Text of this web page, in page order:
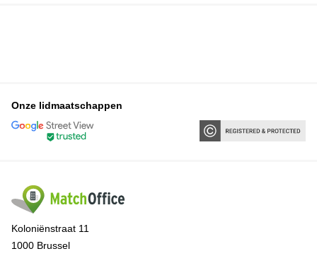
Onze lidmaatschappen
Koloniënstraat 11
1000 Brussel